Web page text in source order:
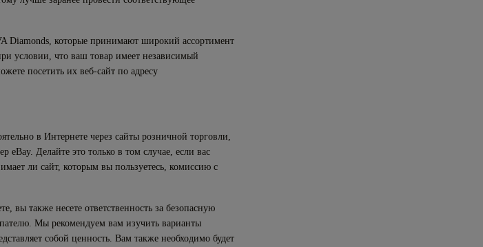
Diamonds, которые принимают широкий ассортимент
условии, что ваш товар имеет независимый
посетить их веб-сайт по адресу
в Интернете через сайты розничной торговли,
Делайте это только в том случае, если вас
ли сайт, которым вы пользуетесь, комиссию с
вы также несете ответственность за безопасную
Мы рекомендуем вам изучить варианты
собой ценность. Вам также необходимо будет